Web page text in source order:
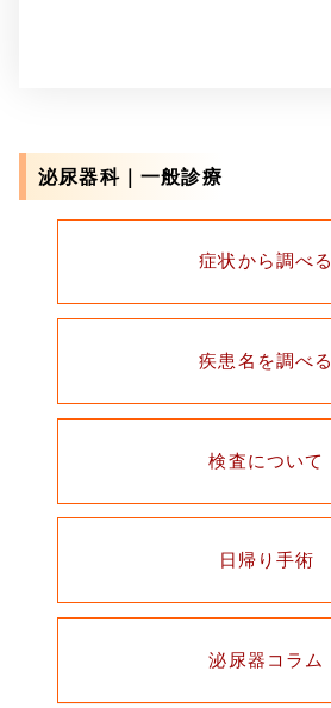
泌尿器科｜一般診療
症状から調べる
疾患名を調べる
検査について
日帰り手術
泌尿器コラム